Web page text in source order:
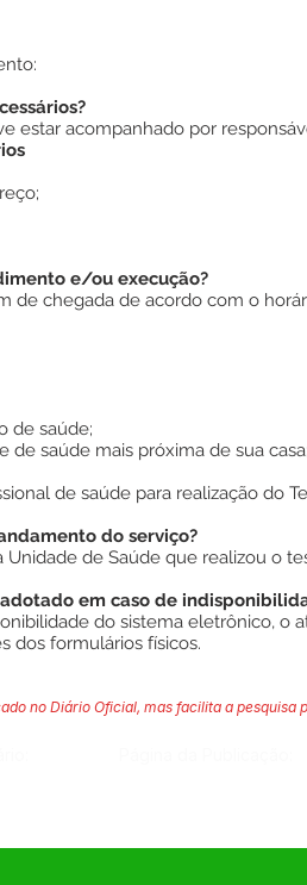
estar acompanhado por
e/ou execução?
de chegada de acordo com o
de saúde;
de saúde mais próxima de sua casa;
de saúde para realização do
do serviço?
Unidade de Saúde que realizou o
em caso de
do sistema eletrônico, o
dos formulários físicos.
no Diário Oficial, mas facilita a